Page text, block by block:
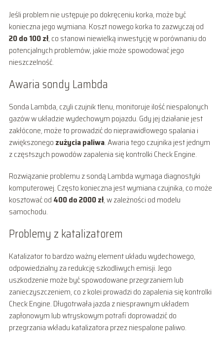
Jeśli problem nie ustępuje po dokręceniu korka, może być
konieczna jego wymiana. Koszt nowego korka to zazwyczaj od
20 do 100 zł, co stanowi niewielką inwestycję w porównaniu do
potencjalnych problemów, jakie może spowodować jego
nieszczelność.
Awaria sondy Lambda
Sonda Lambda, czyli czujnik tlenu, monitoruje ilość niespalonych
gazów w układzie wydechowym pojazdu. Gdy jej działanie jest
zakłócone, może to prowadzić do nieprawidłowego spalania i
zwiększonego zużycia paliwa. Awaria tego czujnika jest jednym
z częstszych powodów zapalenia się kontrolki Check Engine.
Rozwiązanie problemu z sondą Lambda wymaga diagnostyki
komputerowej. Często konieczna jest wymiana czujnika, co może
kosztować od 400 do 2000 zł, w zależności od modelu
samochodu.
Problemy z katalizatorem
Katalizator to bardzo ważny element układu wydechowego,
odpowiedzialny za redukcję szkodliwych emisji. Jego
uszkodzenie może być spowodowane przegrzaniem lub
zanieczyszczeniem, co z kolei prowadzi do zapalenia się kontrolki
Check Engine. Długotrwała jazda z niesprawnym układem
zapłonowym lub wtryskowym potrafi doprowadzić do
przegrzania wkładu katalizatora przez niespalone paliwo.